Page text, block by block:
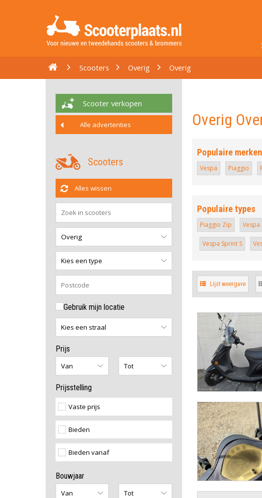
Scooters Overig Overig
Scooter verkopen
Alle advertenties
Scooters
Alles wissen
Gebruik mijn locatie
Prijs
Prijsstelling
Vaste prijs
Bieden
Bieden vanaf
Bouwjaar
Overig
Populaire merken
Vespa Piaggio
Populaire types
Piaggio Zip Vespa
Vespa Sprint S
Lijst weergave